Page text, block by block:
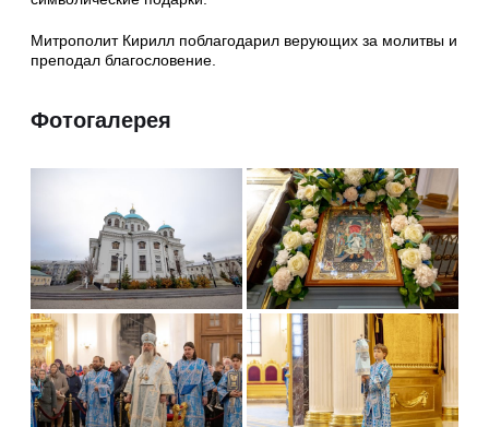
Митрополит Кирилл поблагодарил верующих за молитвы и
преподал благословение.
Фотогалерея